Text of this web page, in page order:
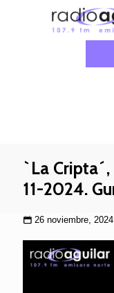
`La
11-2024.
26 noviembre, 2024